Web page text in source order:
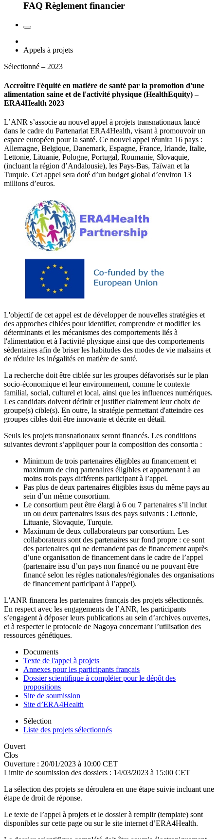
FAQ Règlement financier
Appels à projets
Sélectionné – 2023
Accroître l'équité en matière de santé par la promotion d'une
alimentation saine et de l'activité physique (HealthEquity) –
ERA4Health 2023
L’ANR s’associe au nouvel appel à projets transnationaux lancé
dans le cadre du Partenariat ERA4Health, visant à promouvoir un
espace européen pour la santé. Ce nouvel appel réunira 16 pays :
Allemagne, Belgique, Danemark, Espagne, France, Irlande, Italie,
Lettonie, Lituanie, Pologne, Portugal, Roumanie, Slovaquie,
(incluant la région d’Andalousie), les Pays-Bas, Taïwan et la
Turquie. Cet appel sera doté d’un budget global d’environ 13
millions d’euros.
L'objectif de cet appel est de développer de nouvelles stratégies et
des approches ciblées pour identifier, comprendre et modifier les
déterminants et les mécanismes des comportements liés à
l'alimentation et à l'activité physique ainsi que des comportements
sédentaires afin de briser les habitudes des modes de vie malsains et
de réduire les inégalités en matière de santé.
La recherche doit être ciblée sur les groupes défavorisés sur le plan
socio-économique et leur environnement, comme le contexte
familial, social, culturel et local, ainsi que les influences numériques.
Les candidats doivent définir et justifier clairement leur choix de
groupe(s) cible(s). En outre, la stratégie permettant d'atteindre ces
groupes cibles doit être innovante et décrite en détail.
Seuls les projets transnationaux seront financés. Les conditions
suivantes devront s’appliquer pour la composition des consortia :
Minimum de trois partenaires éligibles au financement et
maximum de cinq partenaires éligibles et appartenant à au
moins trois pays différents participant à l’appel.
Pas plus de deux partenaires éligibles issus du même pays au
sein d’un même consortium.
Le consortium peut être élargi à 6 ou 7 partenaires s’il inclut
un ou deux partenaires issus des pays suivants : Lettonie,
Lituanie, Slovaquie, Turquie.
Maximum de deux collaborateurs par consortium. Les
collaborateurs sont des partenaires sur fond propre : ce sont
des partenaires qui ne demandent pas de financement auprès
d’une organisation de financement dans le cadre de l’appel
(partenaire issu d’un pays non financé ou ne pouvant être
financé selon les règles nationales/régionales des organisations
de financement participant à l’appel).
L'ANR financera les partenaires français des projets sélectionnés.
En respect avec les engagements de l’ANR, les participants
s’engagent à déposer leurs publications au sein d’archives ouvertes,
et à respecter le protocole de Nagoya concernant l’utilisation des
ressources génétiques.
Documents
Texte de l'appel à projets
Annexes pour les participants français
Dossier scientifique à compléter pour le dépôt des
propositions
Site de soumission
Site d’ERA4Health
Sélection
Liste des projets sélectionnés
Ouvert
Clos
Ouverture : 20/01/2023 à 10:00 CET
Limite de soumission des dossiers : 14/03/2023 à 15:00 CET
La sélection des projets se déroulera en une étape suivie incluant une
étape de droit de réponse.
Le texte de l’appel à projets et le dossier à remplir (template) sont
disponibles sur cette page ou sur le site internet d’ERA4Health.